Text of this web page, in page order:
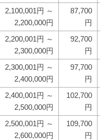
2,100,001円 ～
2,200,000円
87,700
円
2,200,001円 ～
2,300,000円
92,700
円
2,300,001円 ～
2,400,000円
97,700
円
2,400,001円 ～
2,500,000円
102,700
円
2,500,001円 ～
2,600,000円
109,700
円